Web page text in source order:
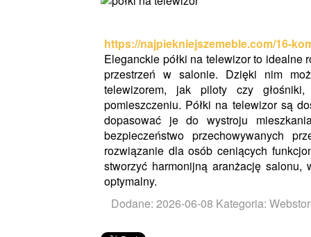
https://najpiekniejszemeble.com/16-
Eleganckie półki na telewizor to idealne
przestrzeń w salonie. Dzięki nim
telewizorem, jak piloty czy
pomieszczeniu. Półki na telewizor są
dopasować je do wystroju
bezpieczeństwo przechowywanych
rozwiązanie dla osób ceniących
stworzyć harmonijną aranżację salonu,
optymalny.
Dodane: 2026-06-08 Kategoria: